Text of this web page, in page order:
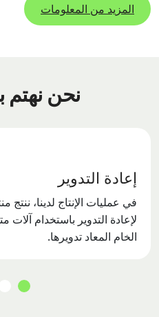
المزيد من المعلومات
نحن نهتم
إعادة التدوير
في عمليات الإنتاج لدينا، ننتج
لإعادة التدوير باستخدام آلات
الخام المعاد تدويرها.